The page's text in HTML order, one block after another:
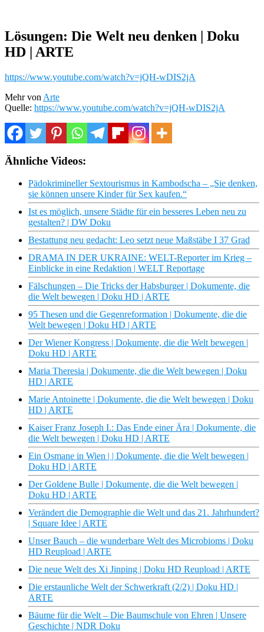
Lösungen: Die Welt neu denken | Doku
HD | ARTE
https://www.youtube.com/watch?v=jQH-wDIS2jA
Mehr von Arte
Quelle: https://www.youtube.com/watch?v=jQH-wDIS2jA
Ähnliche Videos:
Pädokrimineller Sextourismus in Kambodscha – „Sie denken,
sie können unsere Kinder für Sex kaufen.“
Ist es möglich, unsere Städte für ein besseres Leben neu zu
gestalten? | DW Doku
Bestattung neu gedacht: Leo setzt neue Maßstäbe I 37 Grad
DRAMA IN DER UKRAINE: WELT-Reporter im Krieg –
Einblicke in eine Redaktion | WELT Reportage
Fälschungen – Die Tricks der Habsburger | Dokumente, die
die Welt bewegen | Doku HD | ARTE
95 Thesen und die Gegenreformation | Dokumente, die die
Welt bewegen | Doku HD | ARTE
Der Wiener Kongress | Dokumente, die die Welt bewegen |
Doku HD | ARTE
Maria Theresia | Dokumente, die die Welt bewegen | Doku
HD | ARTE
Marie Antoinette | Dokumente, die die Welt bewegen | Doku
HD | ARTE
Kaiser Franz Joseph I.: Das Ende einer Ära | Dokumente, die
die Welt bewegen | Doku HD | ARTE
Ein Osmane in Wien | | Dokumente, die die Welt bewegen |
Doku HD | ARTE
Der Goldene Bulle | Dokumente, die die Welt bewegen |
Doku HD | ARTE
Verändert die Demographie die Welt und das 21. Jahrhundert?
| Square Idee | ARTE
Unser Bauch – die wunderbare Welt des Microbioms | Doku
HD Reupload | ARTE
Die neue Welt des Xi Jinping | Doku HD Reupload | ARTE
Die erstaunliche Welt der Schwerkraft (2/2) | Doku HD |
ARTE
Bäume für die Welt – Die Baumschule von Ehren | Unsere
Geschichte | NDR Doku